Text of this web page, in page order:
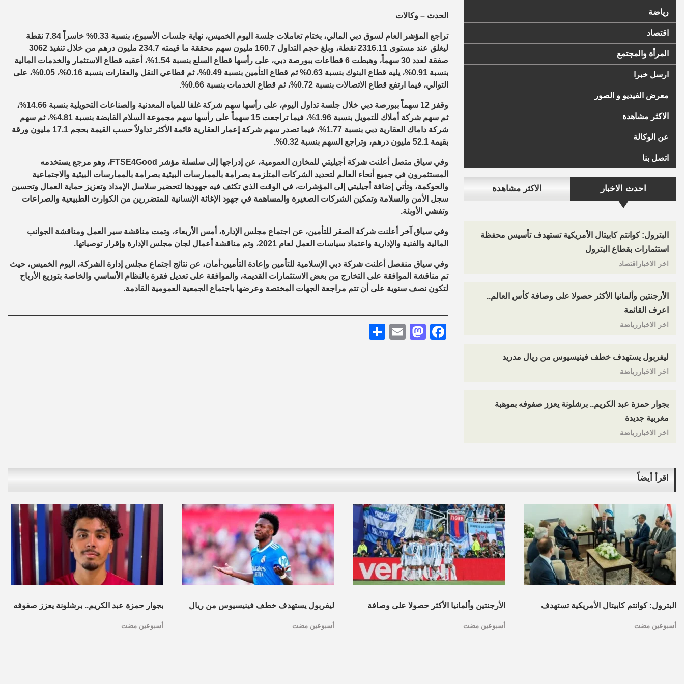
رياضة
اقتصاد
المرأة والمجتمع
ارسل خبرا
معرض الفيديو و الصور
الاكثر مشاهدة
عن الوكالة
اتصل بنا
احدث الاخبار الاكثر مشاهدة
البترول: كوانتم كابيتال الأمريكية تستهدف تأسيس محفظة
استثمارات بقطاع البترول
اخر الاخباراقتصاد
الأرجنتين وألمانيا الأكثر حصولا على وصافة كأس العالم..
اعرف القائمة
اخر الاخباررياضة
ليفربول يستهدف خطف فينيسيوس من ريال مدريد
اخر الاخباررياضة
بجوار حمزة عبد الكريم.. برشلونة يعزز صفوفه بموهبة
مغربية جديدة
اخر الاخباررياضة
الحدث – وكالات
تراجع المؤشر العام لسوق دبي المالي، بختام تعاملات جلسة اليوم الخميس، نهاية جلسات الأسبوع، بنسبة 0.33% خاسراً 7.84 نقطة
ليغلق عند مستوى 2316.11 نقطة، وبلغ حجم التداول 160.7 مليون سهم محققة ما قيمته 234.7 مليون درهم من خلال تنفيذ 3062
صفقة لعدد 30 سهماً، وهبطت 6 قطاعات ببورصة دبي، على رأسها قطاع السلع بنسبة 1.54%، أعقبه قطاع الاستثمار والخدمات المالية
بنسبة 0.91%، يليه قطاع البنوك بنسبة 0.63% ثم قطاع التأمين بنسبة 0.49%، ثم قطاعي النقل والعقارات بنسبة 0.16%، 0.05%، على
التوالي، فيما ارتفع قطاع الاتصالات بنسبة 0.72%، ثم قطاع الخدمات بنسبة 0.66%.
وقفز 12 سهماً ببورصة دبي خلال جلسة تداول اليوم، على رأسها سهم شركة غلفا للمياه المعدنية والصناعات التحويلية بنسبة 14.66%،
ثم سهم شركة أملاك للتمويل بنسبة 1.96%، فيما تراجعت 15 سهماً على رأسها سهم مجموعة السلام القابضة بنسبة 4.81%، ثم سهم
شركة داماك العقارية دبي بنسبة 1.77%، فيما تصدر سهم شركة إعمار العقارية قائمة الأكثر تداولاً حسب القيمة بحجم 17.1 مليون ورقة
بقيمة 52.1 مليون درهم، وتراجع السهم بنسبة 0.32%.
وفي سياق متصل أعلنت شركة أجيليتي للمخازن العمومية، عن إدراجها إلى سلسلة مؤشر FTSE4Good، وهو مرجع يستخدمه
المستثمرون في جميع أنحاء العالم لتحديد الشركات المتلزمة بصرامة بالممارسات البيئية بصرامة بالممارسات البيئية والاجتماعية
والحوكمة، وتأتي إضافة أجيليتي إلى المؤشرات، في الوقت الذي تكثف فيه جهودها لتحضير سلاسل الإمداد وتعزيز حماية العمال وتحسين
سجل الأمن والسلامة وتمكين الشركات الصغيرة والمساهمة في جهود الإغاثة الإنسانية للمتضررين من الكوارث الطبيعية والصراعات
وتفشي الأوبئة.
وفي سياق آخر أعلنت شركة الصقر للتأمين، عن اجتماع مجلس الإدارة، أمس الأربعاء، وتمت مناقشة سير العمل ومناقشة الجوانب
المالية والفنية والإدارية واعتماد سياسات العمل لعام 2021، وتم مناقشة أعمال لجان مجلس الإدارة وإقرار توصياتها.
وفي سياق منفصل أعلنت شركة دبي الإسلامية للتأمين وإعادة التأمين-أمان، عن نتائج اجتماع مجلس إدارة الشركة، اليوم الخميس، حيث
تم مناقشة الموافقة على التخارج من بعض الاستثمارات القديمة، والموافقة على تعديل فقرة بالنظام الأساسي والخاصة بتوزيع الأرباح
لتكون نصف سنوية على أن تتم مراجعة الجهات المختصة وعرضها باجتماع الجمعية العمومية القادمة.
Facebook
Mastodon
Email
اقرأ أيضاً
البترول: كوانتم كابيتال الأمريكية تستهدف
أسبوعين مضت
الأرجنتين وألمانيا الأكثر حصولا على وصافة
أسبوعين مضت
ليفربول يستهدف خطف فينيسيوس من ريال
أسبوعين مضت
بجوار حمزة عبد الكريم.. برشلونة يعزز صفوفه
أسبوعين مضت